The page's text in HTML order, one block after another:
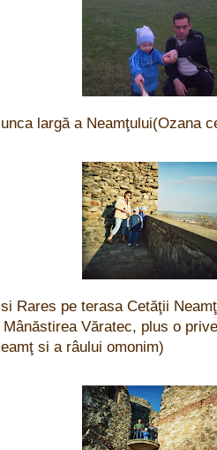
largă a Neamţului(Ozana
Rares pe terasa Cetăţii
Văratec, plus o
si a râului omonim)